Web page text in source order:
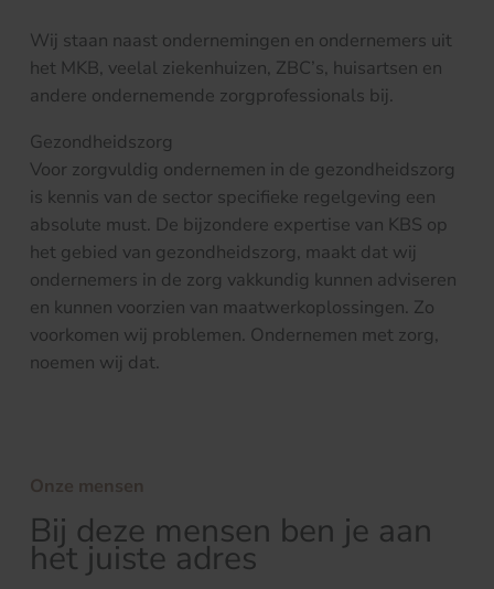
Wij staan naast ondernemingen en ondernemers uit
het MKB, veelal ziekenhuizen, ZBC’s, huisartsen en
andere ondernemende zorgprofessionals bij.
Gezondheidszorg
Voor zorgvuldig ondernemen in de gezondheidszorg
is kennis van de sector specifieke regelgeving een
absolute must. De bijzondere expertise van KBS op
het gebied van gezondheidszorg, maakt dat wij
ondernemers in de zorg vakkundig kunnen adviseren
en kunnen voorzien van maatwerkoplossingen. Zo
voorkomen wij problemen. Ondernemen met zorg,
noemen wij dat.
Onze mensen
Bij deze mensen ben je aan
het juiste adres